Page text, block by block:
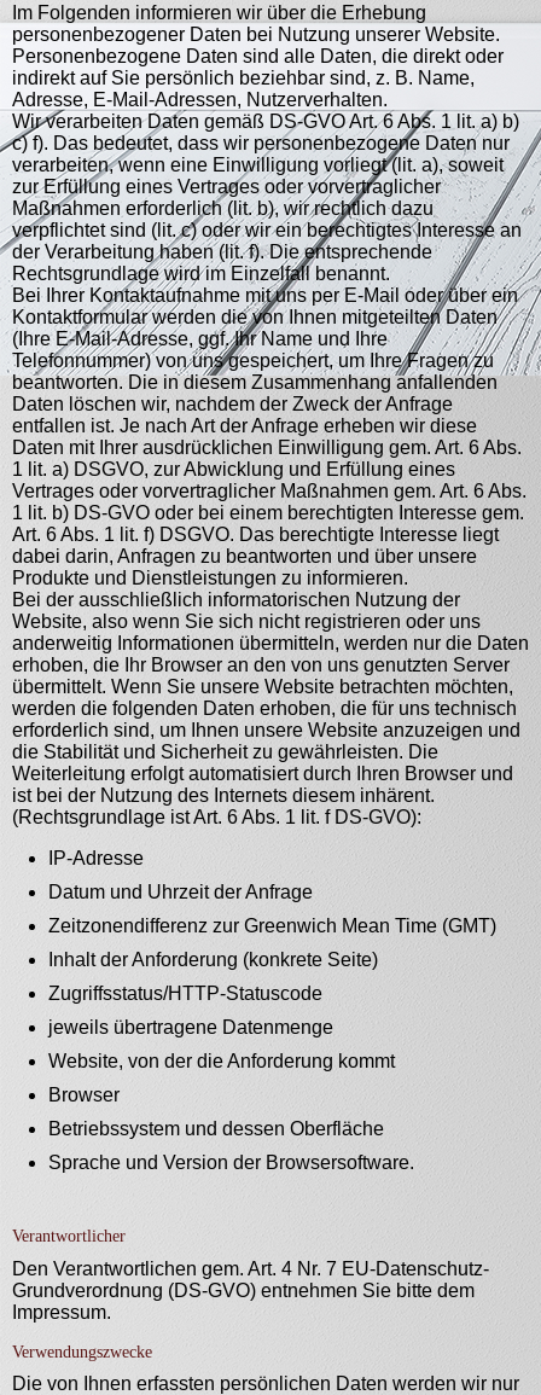
Im Folgenden informieren wir über die Erhebung
personenbezogener Daten bei Nutzung unserer Website.
Personenbezogene Daten sind alle Daten, die direkt oder
indirekt auf Sie persönlich beziehbar sind, z. B. Name,
Adresse, E-Mail-Adressen, Nutzerverhalten.
Wir verarbeiten Daten gemäß DS-GVO Art. 6 Abs. 1 lit. a) b)
c) f). Das bedeutet, dass wir personenbezogene Daten nur
verarbeiten, wenn eine Einwilligung vorliegt (lit. a), soweit
zur Erfüllung eines Vertrages oder vorvertraglicher
Maßnahmen erforderlich (lit. b), wir rechtlich dazu
verpflichtet sind (lit. c) oder wir ein berechtigtes Interesse an
der Verarbeitung haben (lit. f). Die entsprechende
Rechtsgrundlage wird im Einzelfall benannt.
Bei Ihrer Kontaktaufnahme mit uns per E-Mail oder über ein
Kontaktformular werden die von Ihnen mitgeteilten Daten
(Ihre E-Mail-Adresse, ggf. Ihr Name und Ihre
Telefonnummer) von uns gespeichert, um Ihre Fragen zu
beantworten. Die in diesem Zusammenhang anfallenden
Daten löschen wir, nachdem der Zweck der Anfrage
entfallen ist. Je nach Art der Anfrage erheben wir diese
Daten mit Ihrer ausdrücklichen Einwilligung gem. Art. 6 Abs.
1 lit. a) DSGVO, zur Abwicklung und Erfüllung eines
Vertrages oder vorvertraglicher Maßnahmen gem. Art. 6 Abs.
1 lit. b) DS-GVO oder bei einem berechtigten Interesse gem.
Art. 6 Abs. 1 lit. f) DSGVO. Das berechtigte Interesse liegt
dabei darin, Anfragen zu beantworten und über unsere
Produkte und Dienstleistungen zu informieren.
Bei der ausschließlich informatorischen Nutzung der
Website, also wenn Sie sich nicht registrieren oder uns
anderweitig Informationen übermitteln, werden nur die Daten
erhoben, die Ihr Browser an den von uns genutzten Server
übermittelt. Wenn Sie unsere Website betrachten möchten,
werden die folgenden Daten erhoben, die für uns technisch
erforderlich sind, um Ihnen unsere Website anzuzeigen und
die Stabilität und Sicherheit zu gewährleisten. Die
Weiterleitung erfolgt automatisiert durch Ihren Browser und
ist bei der Nutzung des Internets diesem inhärent.
(Rechtsgrundlage ist Art. 6 Abs. 1 lit. f DS-GVO):
IP-Adresse
Datum und Uhrzeit der Anfrage
Zeitzonendifferenz zur Greenwich Mean Time (GMT)
Inhalt der Anforderung (konkrete Seite)
Zugriffsstatus/HTTP-Statuscode
jeweils übertragene Datenmenge
Website, von der die Anforderung kommt
Browser
Betriebssystem und dessen Oberfläche
Sprache und Version der Browsersoftware.
Verantwortlicher
Den Verantwortlichen gem. Art. 4 Nr. 7 EU-Datenschutz-
Grundverordnung (DS-GVO) entnehmen Sie bitte dem
Impressum.
Verwendungszwecke
Die von Ihnen erfassten persönlichen Daten werden wir nur